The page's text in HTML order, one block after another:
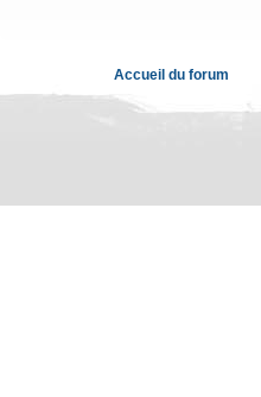
Accueil du forum